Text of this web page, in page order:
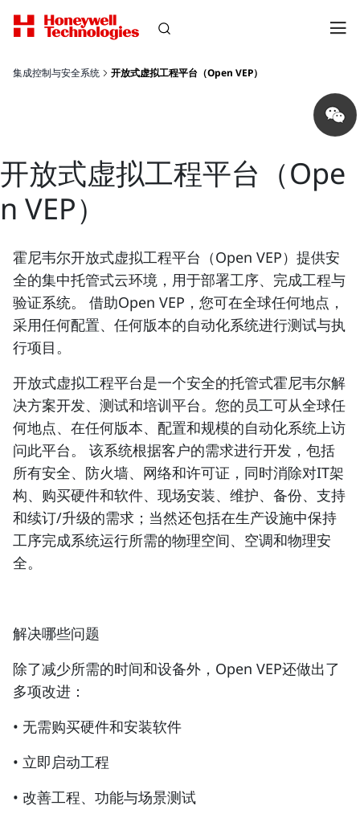
集成控制与安全系统 开放式虚拟工程平台（Open VEP）
Share
on
wechat
开放式虚拟工程平台（Ope
n VEP）
霍尼韦尔开放式虚拟工程平台（Open VEP）提供安
全的集中托管式云环境，用于部署工序、完成工程与
验证系统。 借助Open VEP，您可在全球任何地点，
采用任何配置、任何版本的自动化系统进行测试与执
行项目。
开放式虚拟工程平台是一个安全的托管式霍尼韦尔解
决方案开发、测试和培训平台。您的员工可从全球任
何地点、在任何版本、配置和规模的自动化系统上访
问此平台。 该系统根据客户的需求进行开发，包括
所有安全、防火墙、网络和许可证，同时消除对IT架
构、购买硬件和软件、现场安装、维护、备份、支持
和续订/升级的需求；当然还包括在生产设施中保持
工序完成系统运行所需的物理空间、空调和物理安
全。
解决哪些问题
除了减少所需的时间和设备外，Open VEP还做出了
多项改进：
• 无需购买硬件和安装软件
• 立即启动工程
• 改善工程、功能与场景测试